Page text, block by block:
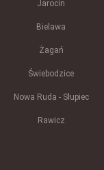
Jarocin
Bielawa
Żagań
Świebodzice
Nowa Ruda - Słupiec
Rawicz